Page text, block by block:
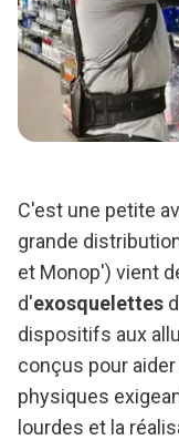
C'est une petite
grande
et Monop') vient
d'exosquelettes
dispositifs aux
conçus pour
physiques
lourdes et la